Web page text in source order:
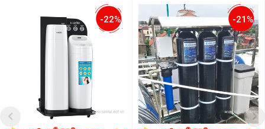
-22% -21%